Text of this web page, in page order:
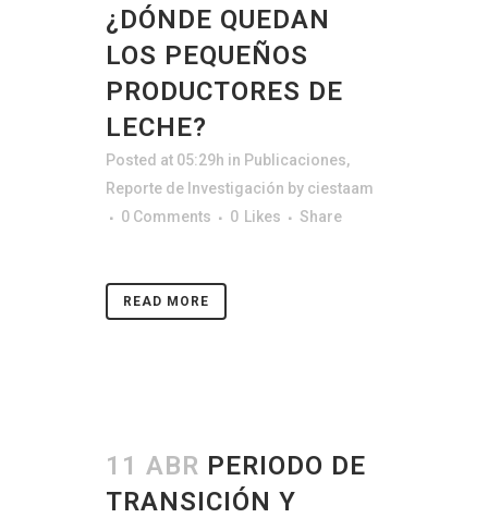
¿DÓNDE QUEDAN
LOS PEQUEÑOS
PRODUCTORES DE
LECHE?
Posted at 05:29h in Publicaciones,
Reporte de Investigación by ciestaam
0 Comments
0 Likes Share
READ MORE
11 ABR PERIODO DE
TRANSICIÓN Y